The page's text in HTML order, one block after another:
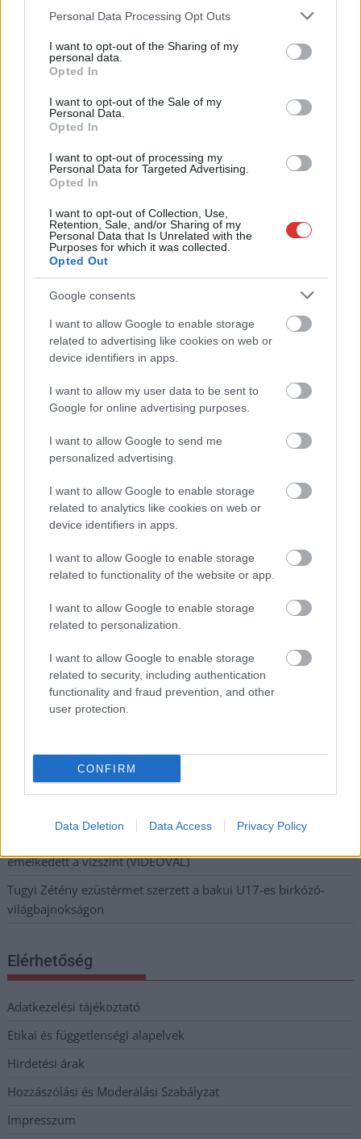
Please note that this website/app uses one or more Google
not limited to your visit or usage behaviour. You may click to
grant or deny consent to Google and its third-party tags to
use your data for below specified purposes in below Google
consent section.
Personal Data Processing Opt Outs
I want to opt-out of the Sharing of my
personal data.
Opted In
I want to opt-out of the Sale of my
Personal Data.
Opted In
I want to opt-out of processing my
Personal Data for Targeted Advertising.
Opted In
I want to opt-out of Collection, Use,
Retention, Sale, and/or Sharing of my
Personal Data that Is Unrelated with the
Purposes for which it was collected.
Opted Out
Google consents
I want to allow Google to enable storage
related to advertising like cookies on web or
device identifiers in apps.
I want to allow my user data to be sent to
Google for online advertising purposes.
I want to allow Google to send me
personalized advertising.
I want to allow Google to enable storage
related to analytics like cookies on web or
device identifiers in apps.
I want to allow Google to enable storage
related to functionality of the website or app.
I want to allow Google to enable storage
related to personalization.
I want to allow Google to enable storage
related to security, including authentication
functionality and fraud prevention, and other
user protection.
CONFIRM
Data Deletion Data Access Privacy Policy
Csődbe ment a tószegi Accell Hunland, a hazai
kerékpárgyártás meghatározó szereplője
Egyszer fent, egyszer lent, így festett a Duna a két évvel
ugyanazokból a szögekből
Ilyenek eddig a tapasztalatok a vendégektől – a hőhullám
miatt ingyenes a strandolás Szolnokon
Nem biztató: a hétvégi kisebb felfrissülés után jövő héten
fokokkal
Közzétették a szakértői állásfoglalást, a Fiumei úti fák
többsége szakszerűen már nem ápolható
A MÚOSZ sajtódíjának második helyét nyerte el a Borsod24 és
a Paraméter közös riportfilmje a Sajó szennyezéséről
Tánccal, zeneszóval és vásárral telik meg Jászberény, indul a
Csángó Fesztivál
Meghosszabbított hőségriasztás és vízkorlátozások, a
mezőtúri kórházban leállt a klíma
Átszervezi működését az osztrák óriáscég, Szolnok is érintett
kisújszállási lakos ellen emeltek vádat
Hatalmas lángok csaptak fel Szolnokon
Vízitraffipax a Tisza-tavon: mostantól senki sem úszhatja meg
a száguldozást
Már Szolnokon is korlátozások léptek életbe a tartós hatalmas
A NER kihúzta a talajt az Új Néplap alól is, immáron csak
hetilapként jelenik meg – végképp vége a nyomtatott
sajtónak?
Szimfonikus köntösben tért vissza a Queen világa a fővárosba
Ilyen, amikor „fél” a Tisza – a durva csapadékhiány nagyon
emelkedett a vízszint (VIDEÓVAL)
Tugyi Zétény ezüstérmet szerzett a bakui U17-es birkózó-
világbajnokságon
Elérhetőség
Adatkezelési tájékoztató
Etikai és függetlenségi alapelvek
Hirdetési árak
Hozzászólási és Moderálási Szabályzat
Impresszum